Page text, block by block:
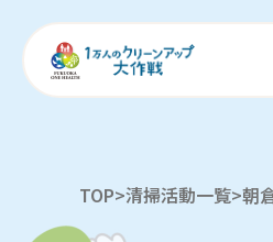
TOP>清掃活動一覧>朝